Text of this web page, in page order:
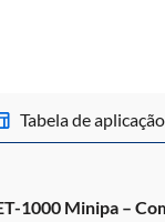
Tabela de aplicação
1000 Minipa –